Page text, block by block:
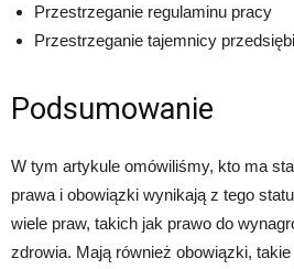
Przestrzeganie regulaminu pracy
Przestrzeganie tajemnicy
Podsumowanie
W tym artykule omówiliśmy, kto ma
prawa i obowiązki wynikają z tego
wiele praw, takich jak prawo do
zdrowia. Mają również obowiązki,